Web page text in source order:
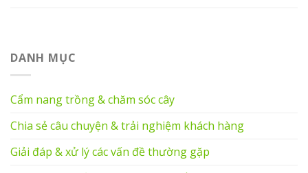
DANH MỤC
Cẩm nang trồng & chăm sóc cây
Chia sẻ câu chuyện & trải nghiệm khách hàng
Giải đáp & xử lý các vấn đề thường gặp